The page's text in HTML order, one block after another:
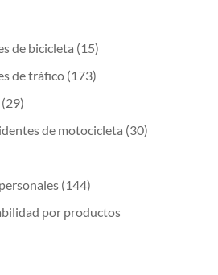
de bicicleta (15)
de tráfico (173)
de motocicleta (30)
(144)
por productos